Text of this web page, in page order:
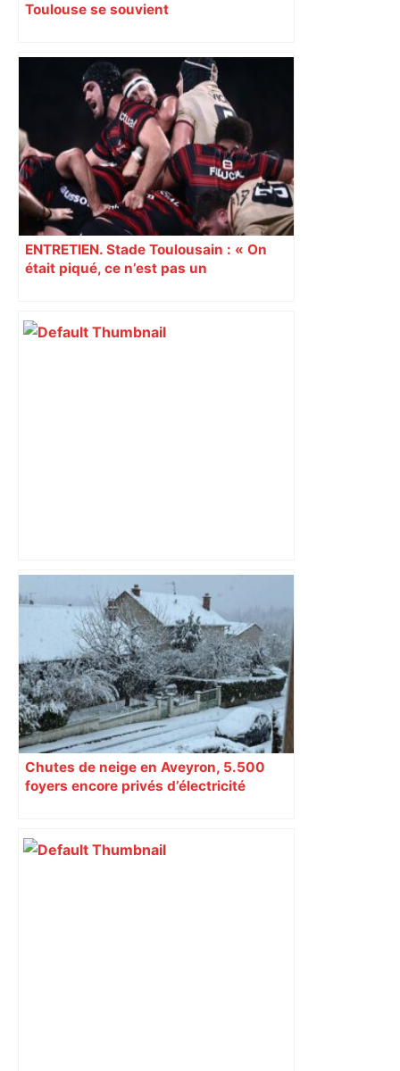
Toulouse se souvient
ENTRETIEN. Stade Toulousain : « On
était piqué, ce n’est pas un
Top 14 : Perpignan mate le leader
Toulouse et quitte la dernière place –
lanouvellerepublique.fr
Chutes de neige en Aveyron, 5.500
foyers encore privés d’électricité